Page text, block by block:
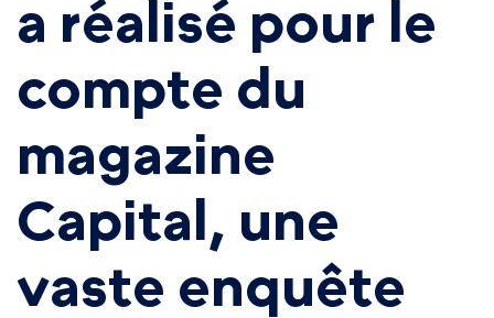
a réalisé pour le
compte du
magazine
Capital, une
vaste enquête